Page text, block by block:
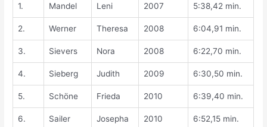
1. Mandel Leni 2007 5:38,42 min.
2. Werner Theresa 2008 6:04,91 min.
3. Sievers Nora 2008 6:22,70 min.
4. Sieberg Judith 2009 6:30,50 min.
5. Schöne Frieda 2010 6:39,40 min.
6. Sailer Josepha 2010 6:52,15 min.